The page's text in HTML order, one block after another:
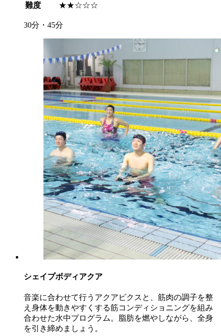
難度
★★☆☆☆
30分・45分
シェイプボディアクア
音楽に合わせて行うアクアビクスと、筋肉の調子を整
え身体を動きやすくする筋コンディショニングを組み
合わせた水中プログラム。脂肪を燃やしながら、全身
を引き締めましょう。